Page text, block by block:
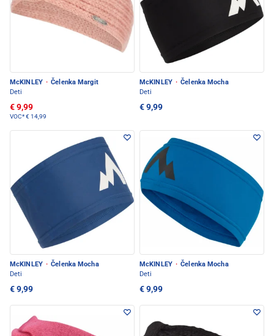
McKINLEY · Čelenka Margit
Deti
€ 9,99
VOC*€ 14,99
McKINLEY · Čelenka Mocha
Deti
€ 9,99
McKINLEY · Čelenka Mocha
Deti
€ 9,99
McKINLEY · Čelenka Mocha
Deti
€ 9,99